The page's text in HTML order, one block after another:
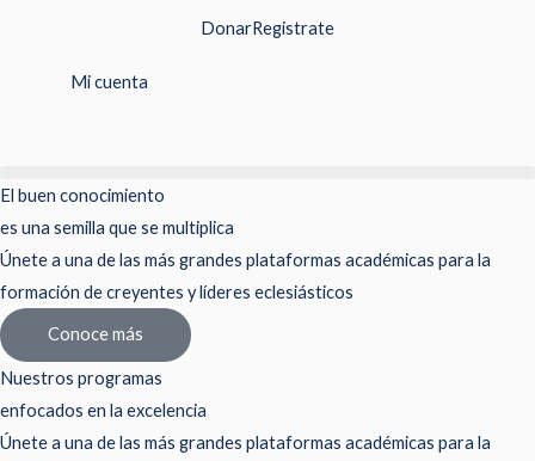
contenido
DonarRegistrate
Mi cuenta
El buen conocimiento
es una semilla que se multiplica
Únete a una de las más grandes plataformas académicas para la
formación de creyentes y líderes eclesiásticos
Conoce más
Nuestros programas
enfocados en la excelencia
Únete a una de las más grandes plataformas académicas para la